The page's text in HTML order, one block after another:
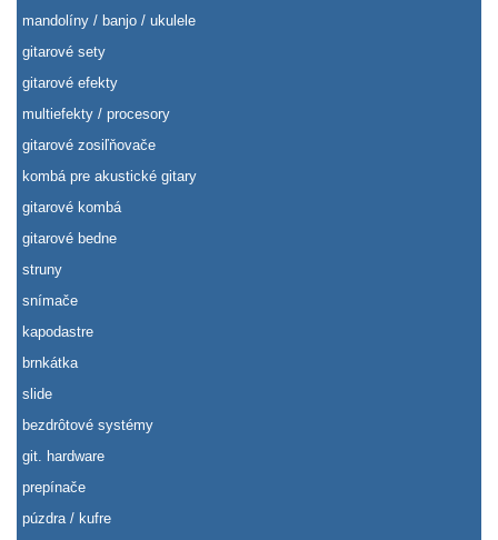
mandolíny / banjo / ukulele
gitarové sety
gitarové efekty
multiefekty / procesory
gitarové zosiľňovače
kombá pre akustické gitary
gitarové kombá
gitarové bedne
struny
snímače
kapodastre
brnkátka
slide
bezdrôtové systémy
git. hardware
prepínače
púzdra / kufre